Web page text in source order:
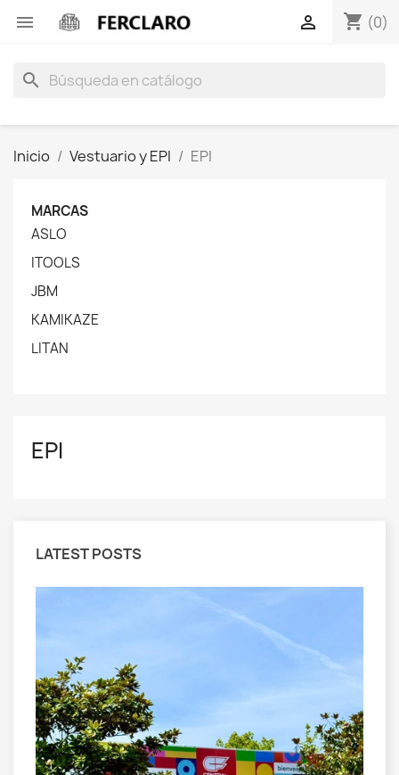
 shopping_cart (0)

search
Inicio Vestuario y EPI EPI
MARCAS
ASLO
ITOOLS
JBM
KAMIKAZE
LITAN
EPI
LATEST POSTS